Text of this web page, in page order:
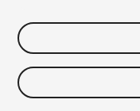
한국어
日本語